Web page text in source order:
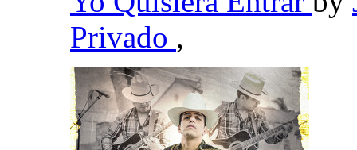
Privado ,